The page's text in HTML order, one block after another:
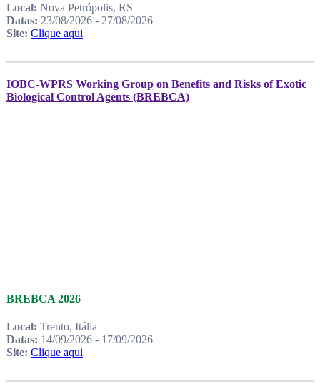
Local: Nova Petrópolis, RS
Datas: 23/08/2026 - 27/08/2026
Site: Clique aqui
IOBC-WPRS Working Group on Benefits and Risks of Exotic
Biological Control Agents (BREBCA)
BREBCA 2026
Local: Trento, Itália
Datas: 14/09/2026 - 17/09/2026
Site: Clique aqui